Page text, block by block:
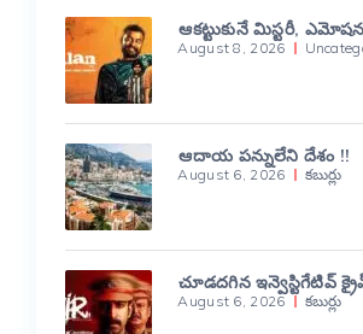
ఆకట్టుకునే మిస్టరీ,
August 8, 2026
ఆదాయ పన్నులేని దేశం !!
August 6, 2026 కబుర్లు
చూడదగిన ఇన్వెస్టిగేటివ్
August 6, 2026 కబుర్లు